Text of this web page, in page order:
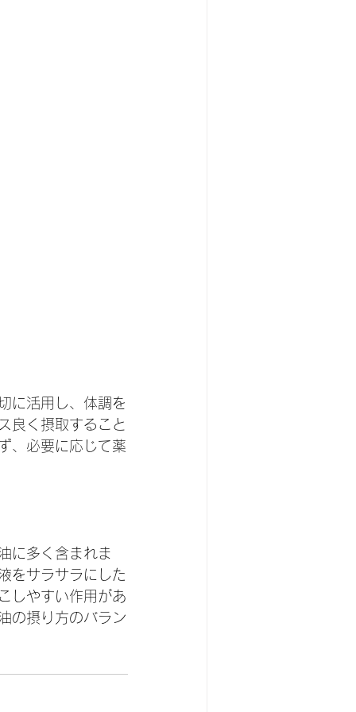
に活用し、体調を
良く摂取すること
、必要に応じて薬
に多く含まれま
をサラサラにした
しやすい作用があ
の摂り方のバラン